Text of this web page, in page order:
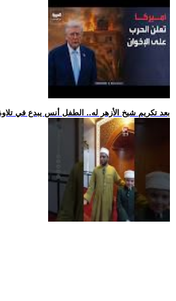
.. بعد تكريم شيخ الأزهر له.. الطفل أنس يبدع في